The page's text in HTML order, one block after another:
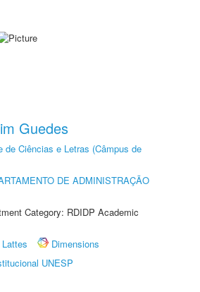
Guedes
de Ciências e Letras (Câmpus de
DE ADMINISTRAÇÃO
Category: RDIDP Academic
Dimensions
UNESP